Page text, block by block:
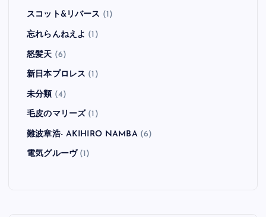
スコット&リバース (1)
忘れらんねえよ (1)
怒髪天 (6)
新日本プロレス (1)
未分類 (4)
毛皮のマリーズ (1)
難波章浩- AKIHIRO NAMBA(6)
電気グルーヴ(1)